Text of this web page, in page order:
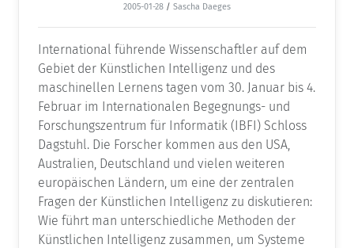
2005-01-28 / Sascha Daeges
International führende Wissenschaftler auf dem
Gebiet der Künstlichen Intelligenz und des
maschinellen Lernens tagen vom 30. Januar bis 4.
Februar im Internationalen Begegnungs- und
Forschungszentrum für Informatik (IBFI) Schloss
Dagstuhl. Die Forscher kommen aus den USA,
Australien, Deutschland und vielen weiteren
europäischen Ländern, um eine der zentralen
Fragen der Künstlichen Intelligenz zu diskutieren:
Wie führt man unterschiedliche Methoden der
Künstlichen Intelligenz zusammen, um Systeme